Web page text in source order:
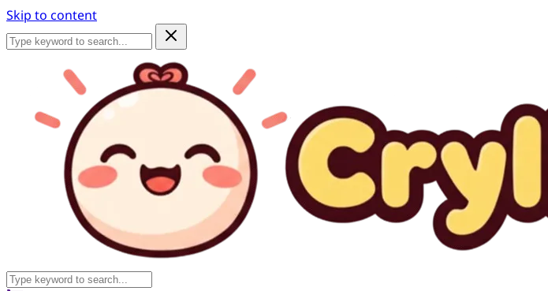
Skip to content